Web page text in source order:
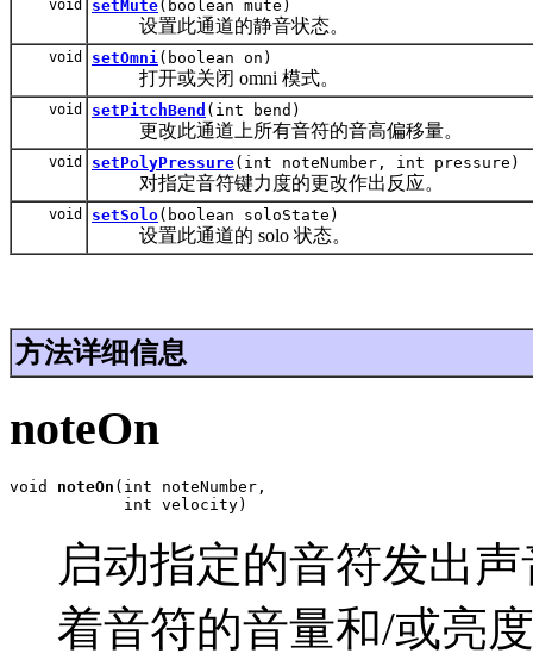
void setMute(boolean mute)
设置此通道的静音状态。
void setOmni (boolean on)
打开或关闭 omni 模式。
void setPitchBend (int bend)
更改此通道上所有音符的音高偏移量。
void setPolyPressure(int noteNumber, int pressure)
对指定音符键力度的更改作出反应。
void setSolo(boolean soloState)
设置此通道的 solo 状态。
方法详细信息
noteOn
void noteOn (int noteNumber,
            int velocity)
启动指定的音符发出
着音符的音量和/或亮